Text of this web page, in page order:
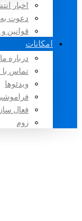
اخبار
دعوت به
قوانین
امکانات
درباره ما
تماس با
ویدئوها
فعال
زوم